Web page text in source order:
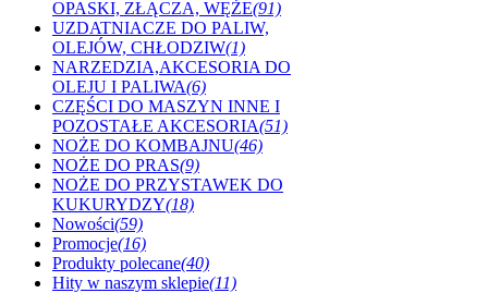
OPASKI, ZŁĄCZA, WĘŻE(91)
UZDATNIACZE DO PALIW,
OLEJÓW, CHŁODZIW(1)
NARZEDZIA,AKCESORIA DO
OLEJU I PALIWA(6)
CZĘŚCI DO MASZYN INNE I
POZOSTAŁE AKCESORIA(51)
NOŻE DO KOMBAJNU(46)
NOŻE DO PRAS(9)
NOŻE DO PRZYSTAWEK DO
KUKURYDZY(18)
Nowości(59)
Promocje(16)
Produkty polecane(40)
Hity w naszym sklepie(11)